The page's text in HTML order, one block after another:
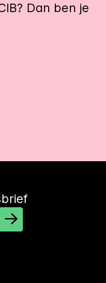
Dan ben je